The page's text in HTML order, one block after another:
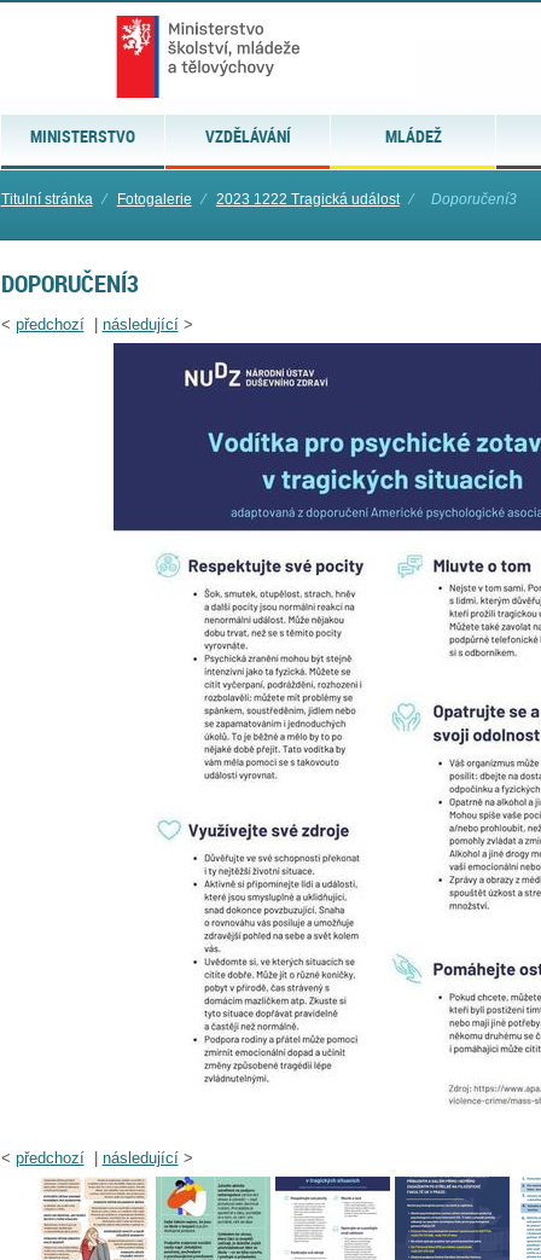
MINISTERSTVO VZDĚLÁVÁNÍ MLÁDEŽ
Titulní stránka ⁄ Fotogalerie ⁄ 2023 1222 Tragická událost ⁄ Doporučení3
DOPORUČENÍ3
< předchozí| následující>
< předchozí| následující>